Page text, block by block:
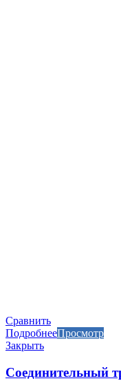
Сравнить
ПодробнееПросмотр
Закрыть
Соединительный